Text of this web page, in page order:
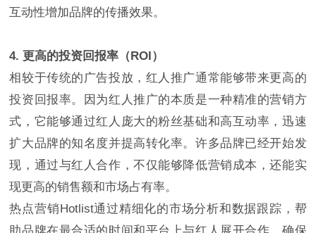
互动性增加品牌的传播效果。
4. 更高的投资回报率（ROI）
相较于传统的广告投放，红人推广通常能够带来更高的
投资回报率。因为红人推广的本质是一种精准的营销方
式，它能够通过红人庞大的粉丝基础和高互动率，迅速
扩大品牌的知名度并提高转化率。许多品牌已经开始发
现，通过与红人合作，不仅能够降低营销成本，还能实
现更高的销售额和市场占有率。
热点营销Hotlist通过精细化的市场分析和数据跟踪，帮